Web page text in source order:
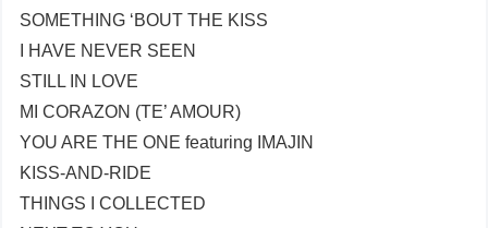
SOMETHING ‘BOUT THE KISS
I HAVE NEVER SEEN
STILL IN LOVE
MI CORAZON (TE’ AMOUR)
YOU ARE THE ONE featuring IMAJIN
KISS-AND-RIDE
THINGS I COLLECTED